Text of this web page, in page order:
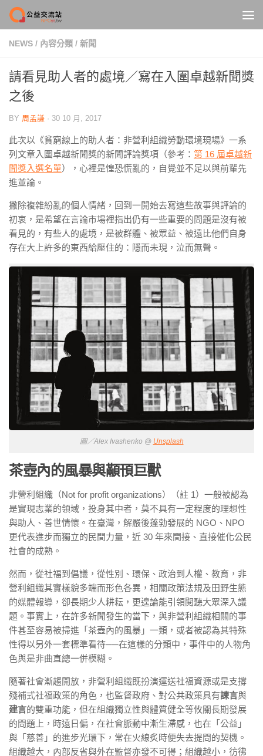
Skip to content
NEWS / 內容分類 / 新聞
請看見助人者的處境／寫在入圍卓越新聞獎
之後
BY 周孟謙 · 30 10 月, 2017
此次以《貧窮線上的助人者：非營利組織勞動環境現場》一系
列文章入圍卓越新聞獎的新聞評論獎項（參考： 第 16 屆卓越新
聞獎入選名單），心裡是惶恐慌亂的，自覺並不足以與前輩先
進並論。
撇除複雜紛亂的個人情緒，回到一開始去寫這些故事與評論的
初衷，是希望在言論市場裡指出仍有一些重要的問題是沒有被
看見的，有些人的處境，是被群體、被眾益、被遠比他們自身
存在大上許多的東西給壓住的：隱而未現，泣而無聲。
圖／Alex Ivashenko @ Unsplash
茶壺內的風暴與顢頇巨獸
非營利組織（Not for profit organizations）（註 1）一般被認為
是實現志業的領域，投身其中者，莫不具有一定程度的理想性
與助人、善世情懷。在臺灣，解嚴後蓬勃發展的 NGO、NPO
更代表進步而獨立的民間力量，近 30 年來間接、直接催化公民
社會的成熟。
然而，從社福到倡議，從性別、環保、政治到人權、教育，非
營利組織其實樣貌多端而形色各異，相關政策法規及田野生態
的媒體報導，卻長期少人耕耘，更遑論能引領閱聽大眾深入議
題。事實上，在許多新聞發生的當下，與非營利組織相關的事
件甚至容易被掃進「茶壺內的風暴」一類，或者被認為其特殊
性得以另外一套標準看待──在這樣的分類中，事件中的人物角
色與是非曲直總一併模糊。
隨著社會漸趨開放，非營利組織既扮演運送社福資源或是支撐
殘補式社福政策的角色，也監督政府、對公共政策具有諫言與
建言的雙重功能，但在組織獨立性與體質健全等攸關長期發展
的問題上，時遠日偏，在社會脈動中漸生滯感，也在「公益」
與「慈善」的進步光環下，常在火線炙時便失去提問的契機。
組織越大，內部反省與外在監督亦發不可得；組織越小，彷彿